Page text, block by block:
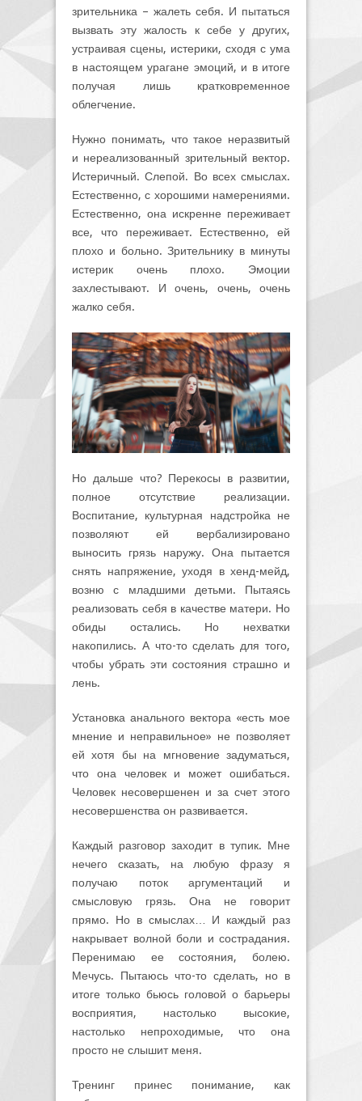
зрительника – жалеть себя. И пытаться
вызвать эту жалость к себе у других,
устраивая сцены, истерики, сходя с ума
в настоящем урагане эмоций, и в итоге
получая лишь кратковременное
облегчение.
Нужно понимать, что такое неразвитый
и нереализованный зрительный вектор.
Истеричный. Слепой. Во всех смыслах.
Естественно, с хорошими намерениями.
Естественно, она искренне переживает
все, что переживает. Естественно, ей
плохо и больно. Зрительнику в минуты
истерик очень плохо. Эмоции
захлестывают. И очень, очень, очень
жалко себя.
Но дальше что? Перекосы в развитии,
полное отсутствие реализации.
Воспитание, культурная надстройка не
позволяют ей вербализировано
выносить грязь наружу. Она пытается
снять напряжение, уходя в хенд-мейд,
возню с младшими детьми. Пытаясь
реализовать себя в качестве матери. Но
обиды остались. Но нехватки
накопились. А что-то сделать для того,
чтобы убрать эти состояния страшно и
лень.
Установка анального вектора «есть мое
мнение и неправильное» не позволяет
ей хотя бы на мгновение задуматься,
что она человек и может ошибаться.
Человек несовершенен и за счет этого
несовершенства он развивается.
Каждый разговор заходит в тупик. Мне
нечего сказать, на любую фразу я
получаю поток аргументаций и
смысловую грязь. Она не говорит
прямо. Но в смыслах… И каждый раз
накрывает волной боли и сострадания.
Перенимаю ее состояния, болею.
Мечусь. Пытаюсь что-то сделать, но в
итоге только бьюсь головой о барьеры
восприятия, настолько высокие,
настолько непроходимые, что она
просто не слышит меня.
Тренинг принес понимание, как